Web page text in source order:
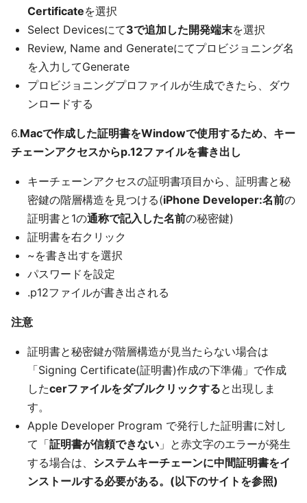
Certificateを選択
Select Devicesにて3で追加した開発端末を選択
Review, Name and Generateにてプロビジョニング名
を入力してGenerate
プロビジョニングプロファイルが生成できたら、ダウ
ンロードする
6.Macで作成した証明書をWindowで使用するため、キー
チェーンアクセスからp.12ファイルを書き出し
キーチェーンアクセスの証明書項目から、証明書と秘
密鍵の階層構造を見つける(iPhone Developer:名前の
証明書と1の通称で記入した名前の秘密鍵)
証明書を右クリック
~を書き出すを選択
パスワードを設定
.p12ファイルが書き出される
注意
証明書と秘密鍵が階層構造が見当たらない場合は
「Signing Certificate(証明書)作成の下準備」で作成
したcerファイルをダブルクリックすると出現しま
す。
Apple Developer Program で発行した証明書に対し
て「証明書が信頼できない 」と赤文字のエラーが発生
する場合は、 システムキーチェーンに中間証明書をイ
ンストールする必要がある。(以下のサイトを参照)